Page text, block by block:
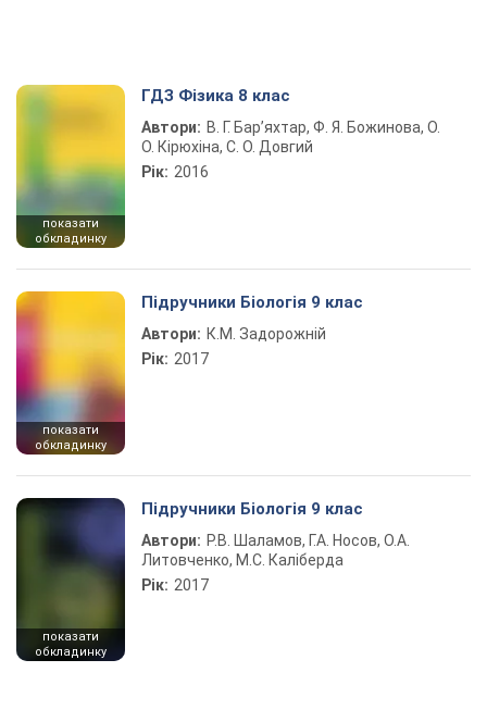
показати
обкладинку
ГДЗ Фізика 8 клас
Автори: В. Г. Бар’яхтар, Ф. Я. Божинова, О.
О. Кірюхіна, С. О. Довгий
Рік: 2016
показати
обкладинку
Підручники Біологія 9 клас
Автори: К.М. Задорожній
Рік: 2017
показати
обкладинку
Підручники Біологія 9 клас
Автори: Р.В. Шаламов, Г.А. Носов, О.А.
Литовченко, М.С. Каліберда
Рік: 2017